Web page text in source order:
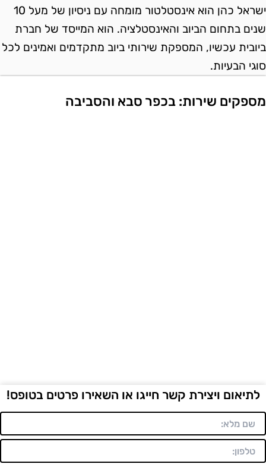
ישראל כהן הוא אינסטלטור מומחה עם ניסיון של מעל 10
בתחום הביוב והאינסטלציה. הוא המייסד של חברת
עכשיו, המספקת שירותי ביוב מתקדמים ואמינים לכל
הבעיות.
שירות: בכפר סבא והסביבה
לתיאום ויצירת קשר חייגו או השאירו פרטים בטופס!